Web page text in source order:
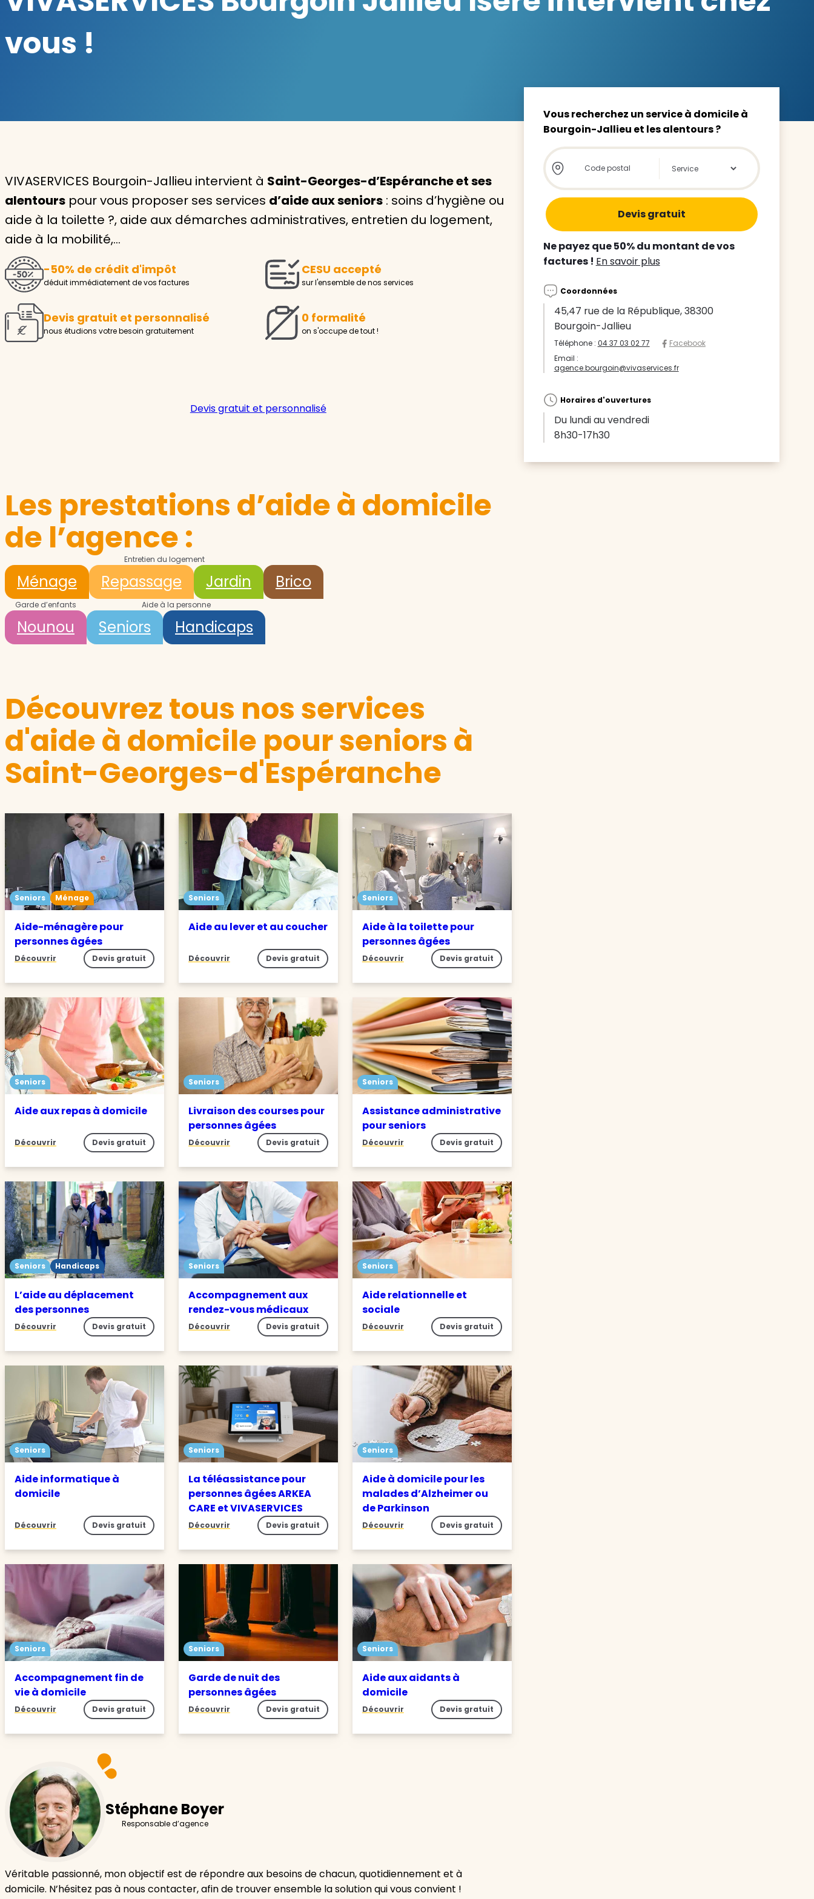
Nounou
service à domicile qui vous
Pour l’entretien de votre logement, la garde de votre enfant
ou l’accompagnement d’un parent, nos intervenants à
domicile sont là pour vous épauler.
Demander un devis gratuit
Trouver mon agence
vous !
VIVASERVICES Bourgoin-Jallieu intervient à Saint-Georges-d’Espéranche et ses
alentours pour vous proposer ses services d’aide aux seniors : soins d’hygiène ou
aide à la toilette ?, aide aux démarches administratives, entretien du logement,
aide à la mobilité,…
-50% de crédit d'impôt
déduit immédiatement de vos factures
CESU accepté
sur l'ensemble de nos services
Devis gratuit et personnalisé
nous étudions votre besoin gratuitement
0 formalité
on s'occupe de tout !
Devis gratuit et personnalisé
Les prestations d’aide à domicile
de l’agence :
Entretien du logement
Ménage Repassage Jardin Brico
Garde d’enfants
Nounou
Aide à la personne
Seniors Handicaps
Découvrez tous nos services
d'aide à domicile pour seniors à
Saint-Georges-d'Espéranche
Seniors Ménage
Aide-ménagère pour
personnes âgées
Découvrir Devis gratuit
Seniors
Aide au lever et au coucher
Découvrir Devis gratuit
Seniors
Aide à la toilette pour
personnes âgées
Découvrir Devis gratuit
Seniors
Aide aux repas à domicile
Découvrir Devis gratuit
Seniors
Livraison des courses pour
personnes âgées
Découvrir Devis gratuit
Seniors
Assistance administrative
pour seniors
Découvrir Devis gratuit
Seniors Handicaps
L’aide au déplacement
des personnes
Découvrir Devis gratuit
Seniors
Accompagnement aux
rendez-vous médicaux
Découvrir Devis gratuit
Seniors
Aide relationnelle et
sociale
Découvrir Devis gratuit
Seniors
Aide informatique à
domicile
Découvrir Devis gratuit
Seniors
La téléassistance pour
personnes âgées ARKEA
CARE et VIVASERVICES
Découvrir Devis gratuit
Seniors
Aide à domicile pour les
malades d’Alzheimer ou
de Parkinson
Découvrir Devis gratuit
Seniors
Accompagnement fin de
vie à domicile
Découvrir Devis gratuit
Seniors
Garde de nuit des
personnes âgées
Découvrir Devis gratuit
Seniors
Aide aux aidants à
domicile
Découvrir Devis gratuit
Stéphane Boyer
Responsable d’agence
Véritable passionné, mon objectif est de répondre aux besoins de chacun, quotidiennement et à
domicile. N’hésitez pas à nous contacter, afin de trouver ensemble la solution qui vous convient !
Vous recherchez un service à domicile à
Bourgoin-Jallieu et les alentours ?
Store locator global - Autocompletion
Rechercher
Ne payez que 50% du montant de vos
factures ! En savoir plus
Coordonnées
45,47 rue de la République, 38300
Bourgoin-Jallieu
Téléphone : 04 37 03 02 77
Facebook
Email :
agence.bourgoin@vivaservices.fr
Horaires d'ouvertures
Du lundi au vendredi
8h30-17h30